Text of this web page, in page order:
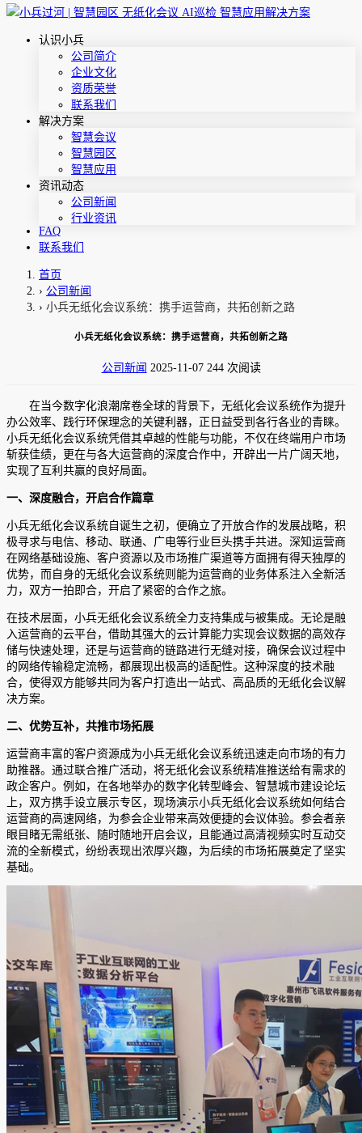
认识小兵
公司简介
企业文化
资质荣誉
联系我们
解决方案
智慧会议
智慧园区
智慧应用
资讯动态
公司新闻
行业资讯
FAQ
联系我们
首页
› 公司新闻
› 小兵无纸化会议系统：携手运营商，共拓创新之路
小兵无纸化会议系统：携手运营商，共拓创新之路
公司新闻 2025-11-07 244 次阅读
在当今数字化浪潮席卷全球的背景下，无纸化会议系统作为提升
办公效率、践行环保理念的关键利器，正日益受到各行各业的青睐。
小兵无纸化会议系统凭借其卓越的性能与功能，不仅在终端用户市场
斩获佳绩，更在与各大运营商的深度合作中，开辟出一片广阔天地，
实现了互利共赢的良好局面。
一、深度融合，开启合作篇章
小兵无纸化会议系统自诞生之初，便确立了开放合作的发展战略，积
极寻求与电信、移动、联通、广电等行业巨头携手共进。深知运营商
在网络基础设施、客户资源以及市场推广渠道等方面拥有得天独厚的
优势，而自身的无纸化会议系统则能为运营商的业务体系注入全新活
力，双方一拍即合，开启了紧密的合作之旅。
在技术层面，小兵无纸化会议系统全力支持集成与被集成。无论是融
入运营商的云平台，借助其强大的云计算能力实现会议数据的高效存
储与快速处理，还是与运营商的链路进行无缝对接，确保会议过程中
的网络传输稳定流畅，都展现出极高的适配性。这种深度的技术融
合，使得双方能够共同为客户打造出一站式、高品质的无纸化会议解
决方案。
二、优势互补，共推市场拓展
运营商丰富的客户资源成为小兵无纸化会议系统迅速走向市场的有力
助推器。通过联合推广活动，将无纸化会议系统精准推送给有需求的
政企客户。例如，在各地举办的数字化转型峰会、智慧城市建设论坛
上，双方携手设立展示专区，现场演示小兵无纸化会议系统如何结合
运营商的高速网络，为参会企业带来高效便捷的会议体验。参会者亲
眼目睹无需纸张、随时随地开启会议，且能通过高清视频实时互动交
流的全新模式，纷纷表现出浓厚兴趣，为后续的市场拓展奠定了坚实
基础。